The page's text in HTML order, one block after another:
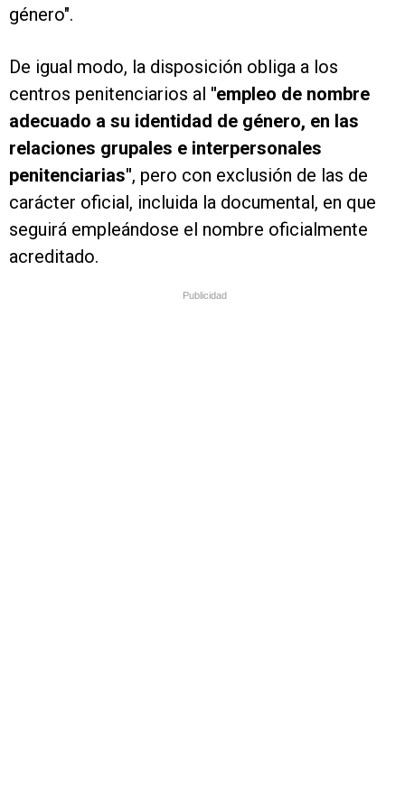
género".
De igual modo, la disposición obliga a los
centros penitenciarios al "empleo de nombre
adecuado a su identidad de género, en las
relaciones grupales e interpersonales
penitenciarias", pero con exclusión de las de
carácter oficial, incluida la documental, en que
seguirá empleándose el nombre oficialmente
acreditado.
Publicidad